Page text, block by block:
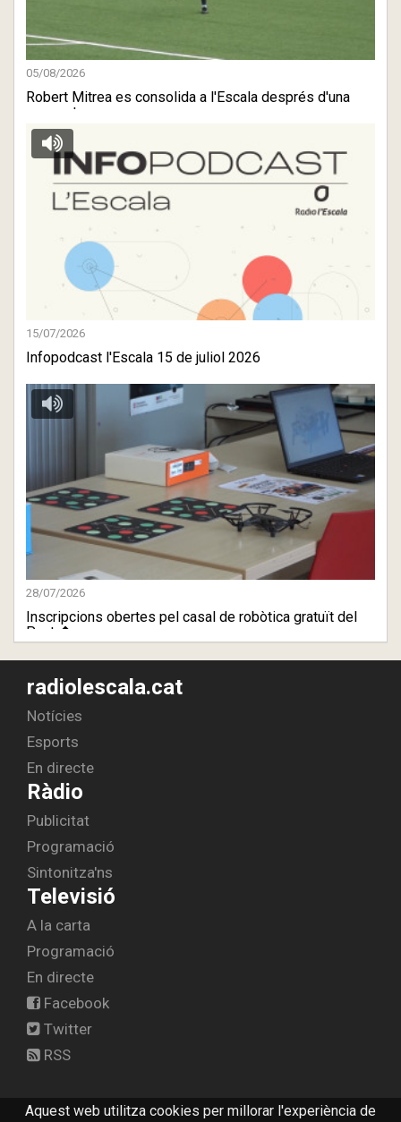
Aquest web utilitza cookies per millorar l'experiència de
05/08/2026
Robert Mitrea es consolida a l'Escala després d'una
gran estre ...
15/07/2026
Infopodcast l'Escala 15 de juliol 2026
28/07/2026
Inscripcions obertes pel casal de robòtica gratuït del
Punt � ...
radiolescala.cat
Notícies
Esports
En directe
Ràdio
Publicitat
Programació
Sintonitza'ns
Televisió
A la carta
Programació
En directe
Facebook
Twitter
RSS
© 2026 radiolescala.cat -Avís legal-Contactar